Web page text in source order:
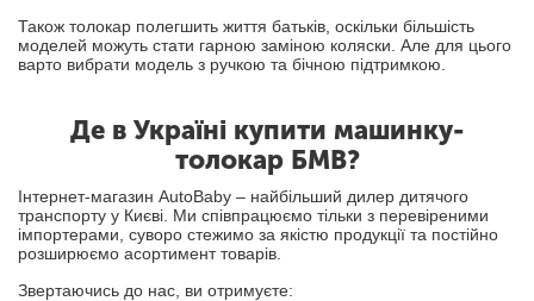
Також толокар полегшить життя батьків, оскільки більшість
моделей можуть стати гарною заміною коляски. Але для цього
варто вибрати модель з ручкою та бічною підтримкою.
Де в Україні купити машинку-
толокар БМВ?
Інтернет-магазин AutoBaby – найбільший дилер дитячого
транспорту у Києві. Ми співпрацюємо тільки з перевіреними
імпортерами, суворо стежимо за якістю продукції та постійно
розширюємо асортимент товарів.
Звертаючись до нас, ви отримуєте: